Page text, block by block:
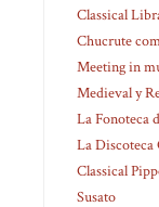
Classical
Chucrute
Meeting in
Medieval y
La Fonoteca
La Discoteca
Classical
Susato